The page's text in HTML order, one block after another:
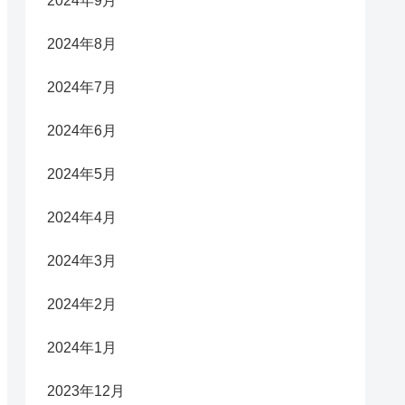
2024年8月
2024年7月
2024年6月
2024年5月
2024年4月
2024年3月
2024年2月
2024年1月
2023年12月